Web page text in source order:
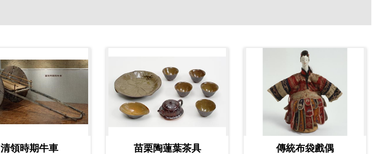
清領時期牛車 苗栗陶蓮葉茶具 傳統布袋戲偶